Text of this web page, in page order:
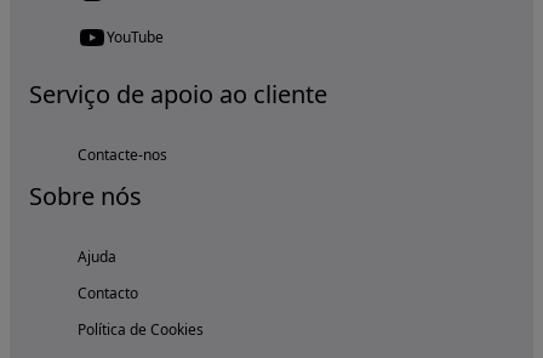
YouTube
Serviço de apoio ao cliente
Contacte-nos
Sobre nós
Ajuda
Contacto
Política de Cookies